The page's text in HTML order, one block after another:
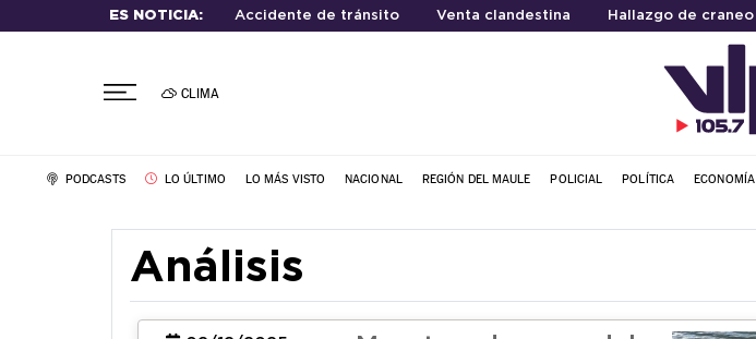
ES NOTICIA: Accidente de tránsito Venta clandestina Hallazgo de craneo
CLIMA
PODCASTS LO ÚLTIMO LO MÁS VISTO NACIONAL REGIÓN DEL MAULE POLICIAL POLÍTICA ECONOMÍA
Análisis